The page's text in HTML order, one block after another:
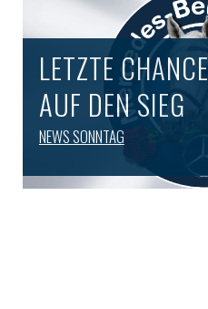
LETZTE CHANCE
AUF DEN SIEG
NEWS SONNTAG